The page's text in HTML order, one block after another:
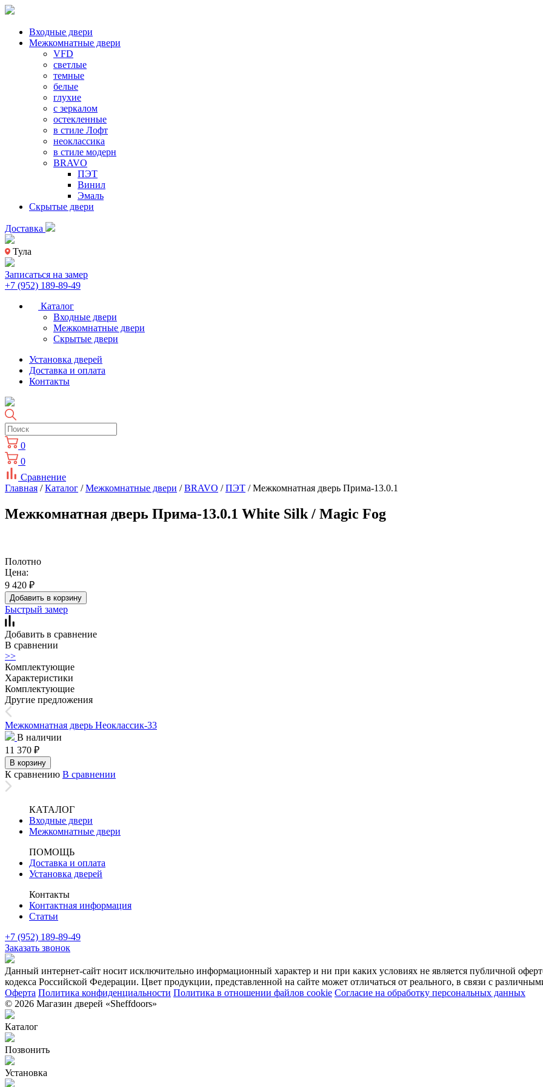
Входные двери
Межкомнатные двери
VFD
светлые
темные
белые
глухие
с зеркалом
остекленные
в стиле Лофт
неоклассика
в стиле модерн
BRAVO
ПЭТ
Винил
Эмаль
Скрытые двери
Доставка
Тула
Записаться на замер
+7 (952) 189-89-49
Каталог
Входные двери
Межкомнатные двери
Скрытые двери
Установка дверей
Доставка и оплата
Контакты
0
0
Сравнение
Главная /Каталог /Межкомнатные двери /BRAVO /ПЭТ / Межкомнатная дверь Прима-13.0.1
Межкомнатная дверь Прима-13.0.1 White Silk / Magic Fog
Полотно
Цена:
9 420 ₽
Добавить в корзину
Быстрый замер
Добавить в сравнение
В сравнении
>>
Комплектующие
Характеристики
Комплектующие
Другие предложения
Межкомнатная дверь Неоклассик-33
В наличии
11 370 ₽
В корзину
К сравнению В сравнении
КАТАЛОГ
Входные двери
Межкомнатные двери
ПОМОЩЬ
Доставка и оплата
Установка дверей
Контакты
Контактная информация
Статьи
+7 (952) 189-89-49
Заказать звонок
Данный интернет-сайт носит исключительно информационный характер и ни при каких условиях не является публичной
кодекса Российской Федерации. Цвет продукции, представленной на сайте может отличаться от реального, в связи с
Оферта Политика конфиденциальности Политика в отношении файлов cookie Согласие на обработку персональных данных
© 2026 Магазин дверей «Sheffdoors»
Каталог
Позвонить
Установка